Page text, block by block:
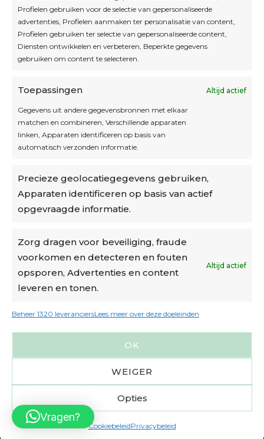
Profielen gebruiken voor de selectie van gepersonaliseerde
advertenties, Profielen aanmaken ter personalisatie van content,
Profielen gebruiken ter selectie van gepersonaliseerde content,
Diensten ontwikkelen en verbeteren, Beperkte gegevens
gebruiken om content te selecteren.
Toepassingen Altijd actief
Gegevens uit andere gegevensbronnen met elkaar
matchen en combineren, Verschillende apparaten
linken, Apparaten identificeren op basis van
automatisch verzonden informatie.
Precieze geolocatiegegevens gebruiken,
Apparaten identificeren op basis van actief
opgevraagde informatie.
Zorg dragen voor beveiliging, fraude
voorkomen en detecteren en fouten
opsporen, Advertenties en content
leveren en tonen.
Altijd actief
Beheer 1320 leveranciersLees meer over deze doeleinden
OK
WEIGER
Opties
CookiebeleidPrivacybeleid
Interesse in leuke kadotips of toffe acties?
Laat dan hier je mailadres achter.
Algemene voorwaarden
Cookiebeleid
Accountinstellingen
Verzending
€6,50-€7,50 via Bpost
Vragen?